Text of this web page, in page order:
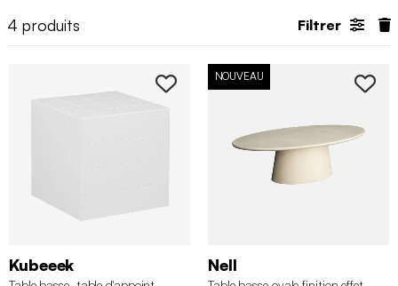
4 produits Filtrer
Kubeeek
NOUVEAU
Nell